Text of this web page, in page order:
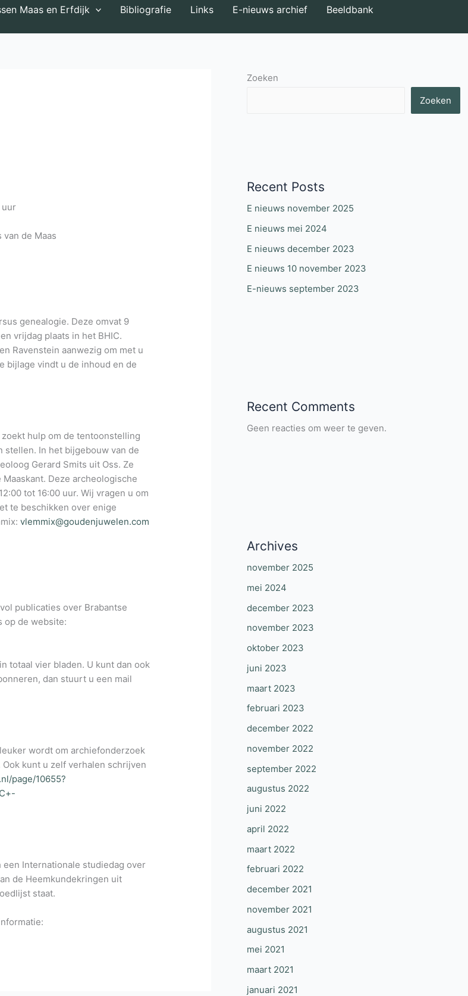
Maas en Erfdijk Bibliografie Links E-nieuws archief
Beeldbank
uur
de Maas
genealogie. Deze omvat 9
vrijdag plaats in het BHIC.
Ravenstein aanwezig om met u
bijlage vindt u de inhoud en de
hulp om de tentoonstelling
stellen. In het bijgebouw van de
Gerard Smits uit Oss. Ze
Deze archeologische
tot 16:00 uur. Wij vragen u om
te beschikken over enige
vlemmix@goudenjuwelen.com
publicaties over Brabantse
op de website:
totaal vier bladen. U kunt dan ook
dan stuurt u een mail
wordt om archiefonderzoek
kunt u zelf verhalen schrijven
page/10655?
Internationale studiedag over
de Heemkundekringen uit
staat.
Zoeken
Zoeken
Recent Posts
E nieuws november 2025
E nieuws mei 2024
E nieuws december 2023
E nieuws 10 november 2023
E-nieuws september 2023
Recent Comments
Geen reacties om weer te geven.
Archives
november 2025
mei 2024
december 2023
november 2023
oktober 2023
juni 2023
maart 2023
februari 2023
december 2022
november 2022
september 2022
augustus 2022
juni 2022
april 2022
maart 2022
februari 2022
december 2021
november 2021
augustus 2021
mei 2021
maart 2021
januari 2021